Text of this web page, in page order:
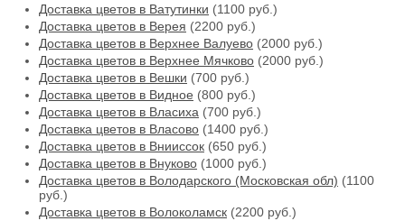
Доставка цветов в Ватутинки (1100 руб.)
Доставка цветов в Верея (2200 руб.)
Доставка цветов в Верхнее Валуево (2000 руб.)
Доставка цветов в Верхнее Мячково (2000 руб.)
Доставка цветов в Вешки (700 руб.)
Доставка цветов в Видное (800 руб.)
Доставка цветов в Власиха (700 руб.)
Доставка цветов в Власово (1400 руб.)
Доставка цветов в Внииссок (650 руб.)
Доставка цветов в Внуково (1000 руб.)
Доставка цветов в Володарского (Московская обл) (1100
руб.)
Доставка цветов в Волоколамск (2200 руб.)